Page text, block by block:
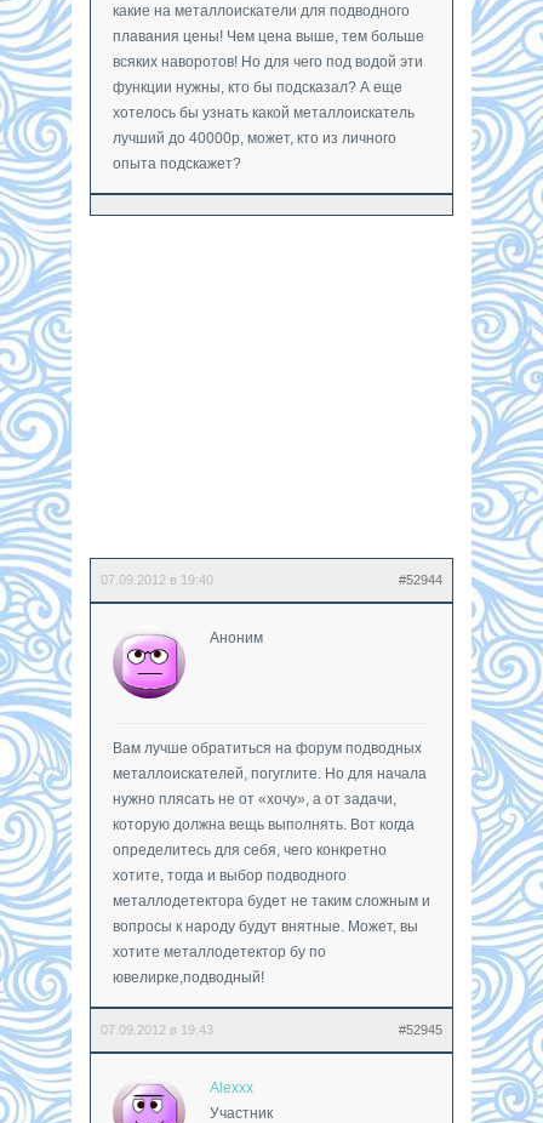
какие на металлоискатели для подводного
плавания цены! Чем цена выше, тем больше
всяких наворотов! Но для чего под водой эти
функции нужны, кто бы подсказал? А еще
хотелось бы узнать какой металлоискатель
лучший до 40000р, может, кто из личного
опыта подскажет?
07.09.2012 в 19:40 #52944
Аноним
Вам лучше обратиться на форум подводных
металлоискателей, погуглите. Но для начала
нужно плясать не от «хочу», а от задачи,
которую должна вещь выполнять. Вот когда
определитесь для себя, чего конкретно
хотите, тогда и выбор подводного
металлодетектора будет не таким сложным и
вопросы к народу будут внятные. Может, вы
хотите металлодетектор бу по
ювелирке,подводный!
07.09.2012 в 19:43 #52945
Alexxx
Участник